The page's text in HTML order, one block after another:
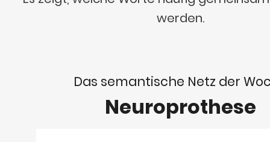
werden.
Das semantische Netz der
Neuroprothese